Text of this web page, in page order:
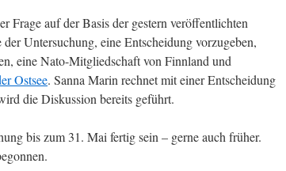
Frage auf der Basis der gestern veröffentlichten
Untersuchung, eine Entscheidung vorzugeben,
eine Nato-Mitgliedschaft von Finnland und
Ostsee. Sanna Marin rechnet mit einer Entscheidung
die Diskussion bereits geführt.
bis zum 31. Mai fertig sein – gerne auch früher.